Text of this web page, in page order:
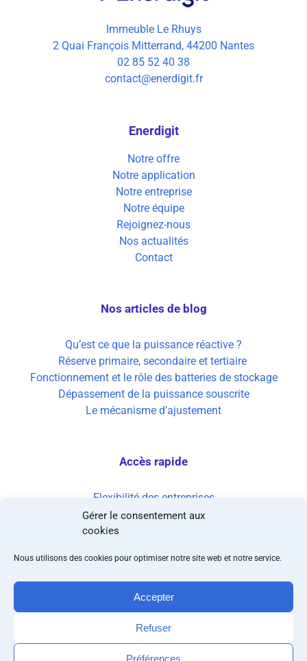
Gérer le consentement aux
cookies
Nous utilisons des cookies pour optimiser notre site web et notre service.
Accepter
Refuser
Préférences
Immeuble Le Rhuys
2 Quai François Mitterrand, 44200 Nantes
02 85 52 40 38
contact@enerdigit.fr
Enerdigit
Notre offre
Notre application
Notre entreprise
Notre équipe
Rejoignez-nous
Nos actualités
Contact
Nos articles de blog
Qu’est ce que la puissance réactive ?
Réserve primaire, secondaire et tertiaire
Fonctionnement et le rôle des batteries de stockage
Dépassement de la puissance souscrite
Le mécanisme d’ajustement
Accès rapide
Flexibilité des entreprises
Transition énergétique des entreprises
Management de l’énergie
© Copyright 2024 – Enerdigit